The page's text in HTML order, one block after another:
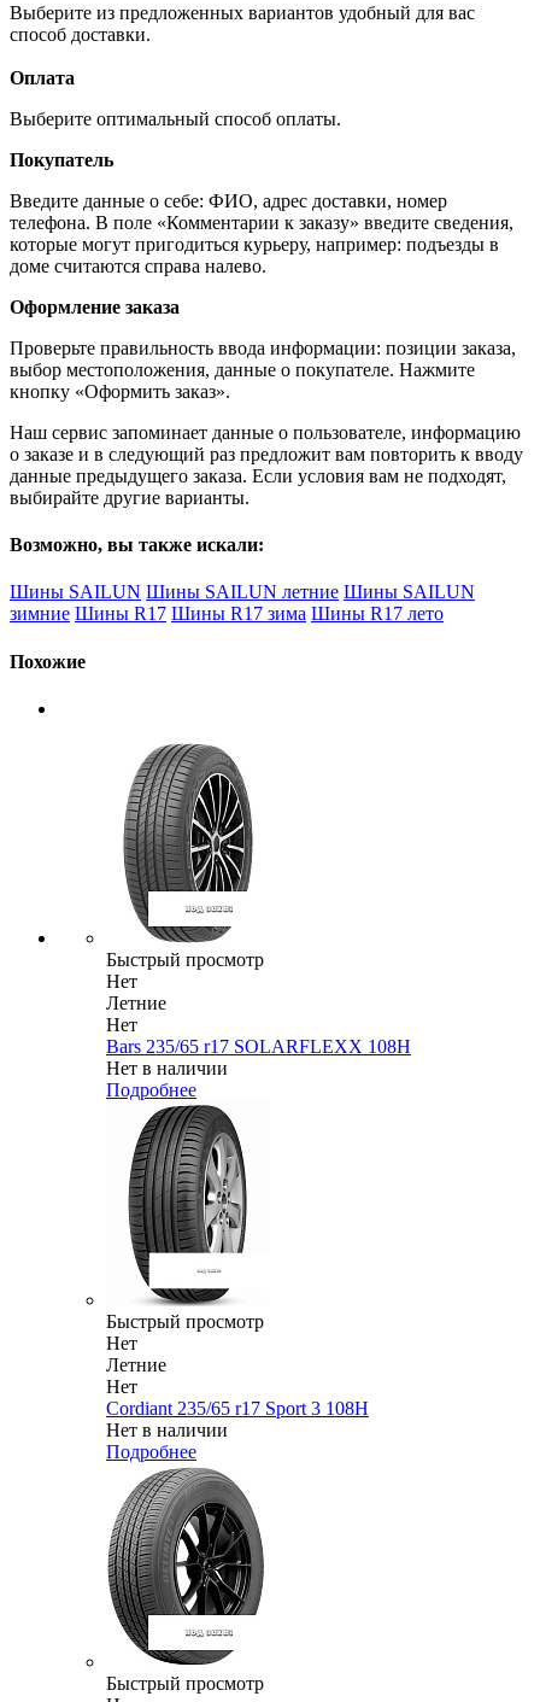
Выберите из предложенных вариантов удобный для вас
способ доставки.
Оплата
Выберите оптимальный способ оплаты.
Покупатель
Введите данные о себе: ФИО, адрес доставки, номер
телефона. В поле «Комментарии к заказу» введите сведения,
которые могут пригодиться курьеру, например: подъезды в
доме считаются справа налево.
Оформление заказа
Проверьте правильность ввода информации: позиции заказа,
выбор местоположения, данные о покупателе. Нажмите
кнопку «Оформить заказ».
Наш сервис запоминает данные о пользователе, информацию
о заказе и в следующий раз предложит вам повторить к вводу
данные предыдущего заказа. Если условия вам не подходят,
выбирайте другие варианты.
Возможно, вы также искали:
Шины SAILUN Шины SAILUN летние Шины SAILUN
зимние Шины R17 Шины R17 зима Шины R17 лето
Похожие
Быстрый просмотр
Нет
Летние
Нет
Bars 235/65 r17 SOLARFLEXX 108H
Нет в наличии
Подробнее
Быстрый просмотр
Нет
Летние
Нет
Cordiant 235/65 r17 Sport 3 108H
Нет в наличии
Подробнее
Быстрый просмотр